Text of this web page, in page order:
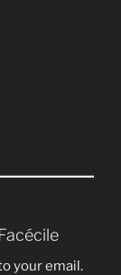
your email.